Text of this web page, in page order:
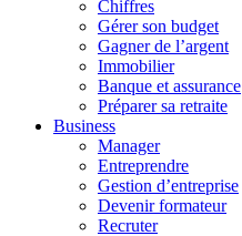
Chiffres
Gérer son budget
Gagner de l’argent
Immobilier
Banque et assurance
Préparer sa retraite
Business
Manager
Entreprendre
Gestion d’entreprise
Devenir formateur
Recruter